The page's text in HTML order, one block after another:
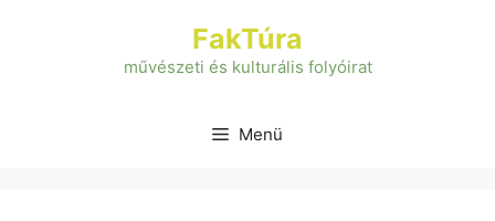
FakTúra
művészeti és kulturális folyóirat
Menü